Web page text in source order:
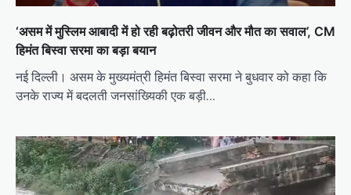
‘असम में मुस्लिम आबादी में हो रही बढ़ोतरी जीवन और मौत का सवाल’, CM
हिमंत बिस्वा सरमा का बड़ा बयान
नई दिल्ली। असम के मुख्यमंत्री हिमंत बिस्वा सरमा ने बुधवार को कहा कि
उनके राज्य में बदलती जनसांख्यिकी एक बड़ी…